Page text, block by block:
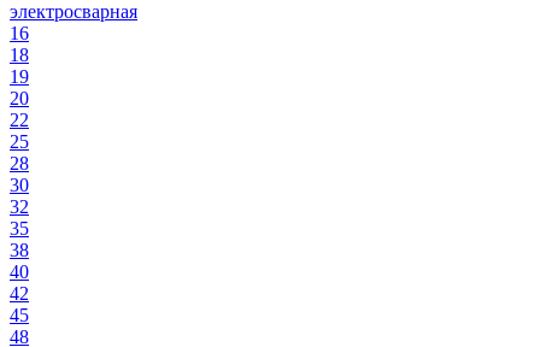
электросварная
16
18
19
20
22
25
28
30
32
35
38
40
42
45
48